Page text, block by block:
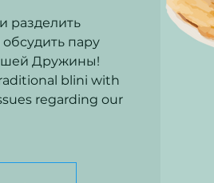
разделить
пару
Дружины!
blini with
regarding our